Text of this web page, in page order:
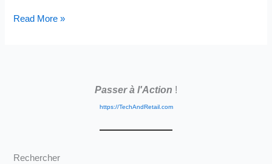
Pivot
Read More »
Passer à l'Action !
https://TechAndRetail.com
Rechercher